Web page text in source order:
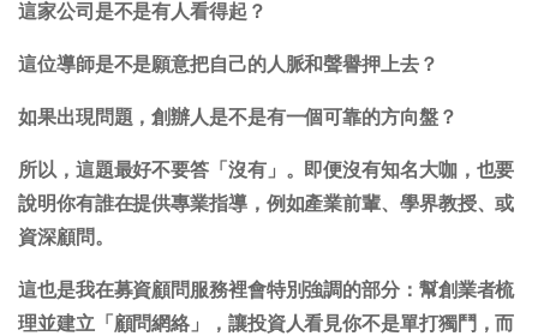
這家公司是不是有人看得起？
這位導師是不是願意把自己的人脈和聲譽押上去？
如果出現問題，創辦人是不是有一個可靠的方向盤？
所以，這題最好不要答「沒有」。即便沒有知名大咖，也要
說明你有誰在提供專業指導，例如產業前輩、學界教授、或
資深顧問。
這也是我在募資顧問服務裡會特別強調的部分：幫創業者梳
理並建立「顧問網絡」，讓投資人看見你不是單打獨鬥，而